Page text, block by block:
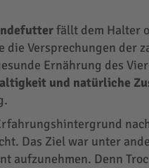
fällt dem Halter
die Versprechungen der
Ernährung des
und natürliche
Das Ziel war unter
aufzunehmen. Denn